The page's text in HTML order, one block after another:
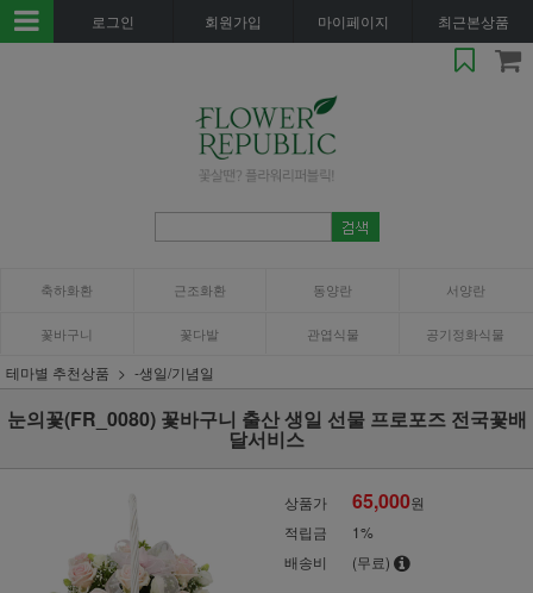
로그인 회원가입 마이페이지 최근본상품
축하화환 근조화환 동양란 서양란
꽃바구니 꽃다발 관엽식물 공기정화식물
테마별 추천상품 -생일/기념일
눈의꽃(FR_0080) 꽃바구니 출산 생일 선물 프로포즈 전국꽃배
달서비스
상품가 65,000원
적립금
1%
배송비
(무료)